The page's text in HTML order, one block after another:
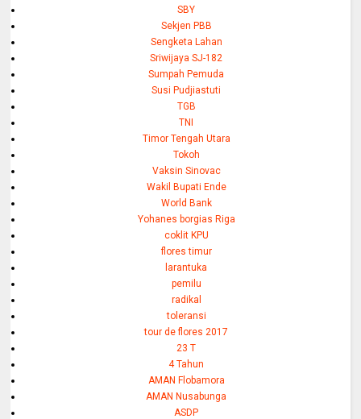
SBY
Sekjen PBB
Sengketa Lahan
Sriwijaya SJ-182
Sumpah Pemuda
Susi Pudjiastuti
TGB
TNI
Timor Tengah Utara
Tokoh
Vaksin Sinovac
Wakil Bupati Ende
World Bank
Yohanes borgias Riga
coklit KPU
flores timur
larantuka
pemilu
radikal
toleransi
tour de flores 2017
23 T
4 Tahun
AMAN Flobamora
AMAN Nusabunga
ASDP